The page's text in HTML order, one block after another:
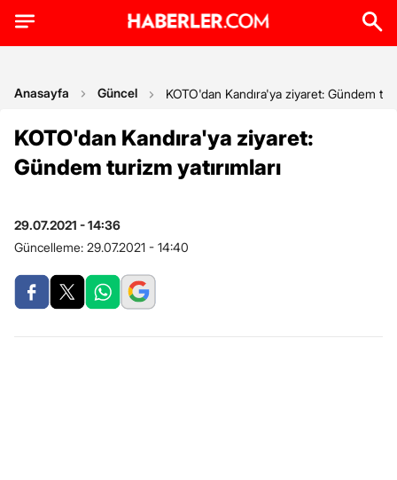
Anasayfa Güncel KOTO'dan Kandıra'ya ziyaret: Gündem
KOTO'dan Kandıra'ya ziyaret:
Gündem turizm yatırımları
29.07.2021 - 14:36
Güncelleme: 29.07.2021 - 14:40